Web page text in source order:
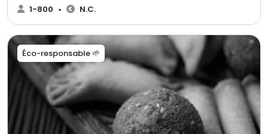
privée ou professionnelle...
1-800 • N.C.
Éco-responsable 🌱